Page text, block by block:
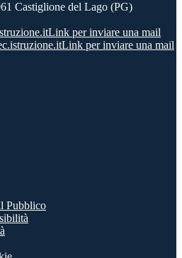
Castiglione del Lago (PG)
Link per inviare una mail
Link per inviare una mail
Pubblico